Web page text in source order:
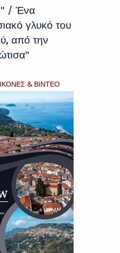
/ Ένα
γλυκό του
από την
& ΒΙΝΤΕΟ